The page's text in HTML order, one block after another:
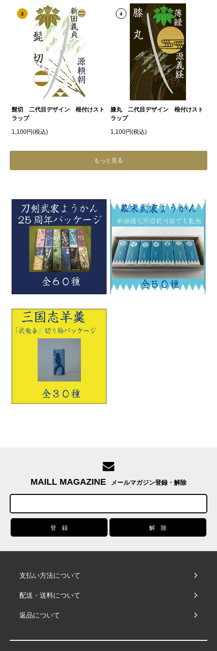
3
髭切 二代目デザイン 根付けスト
ラップ
1,100円(税込)
4
膝丸 二代目デザイン 根付けスト
ラップ
1,100円(税込)
もっと見る
MAILL MAGAZINE メールマガジン登録・解除
支払い方法について
配送・送料について
返品について